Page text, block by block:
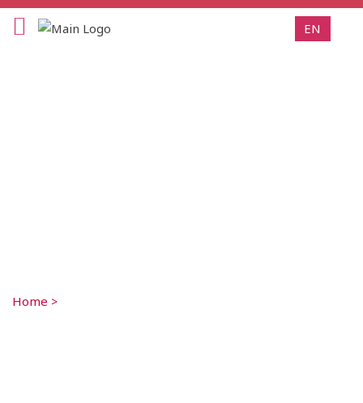
EN
Home >